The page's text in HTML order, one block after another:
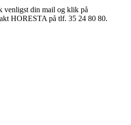
venligst din mail og klik på
HORESTA på tlf. 35 24 80 80.